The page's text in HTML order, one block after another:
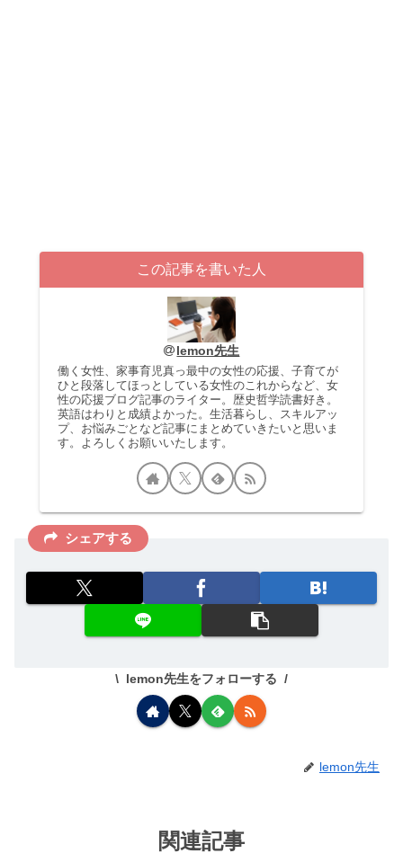
この記事を書いた人
lemon先生
働く女性、家事育児真っ最中の女性の応援、子育てが
ひと段落してほっとしている女性のこれからなど、女
性の応援ブログ記事のライター。歴史哲学読書好き。
英語はわりと成績よかった。生活暮らし、スキルアッ
プ、お悩みごとなど記事にまとめていきたいと思いま
す。よろしくお願いいたします。
シェアする
lemon先生をフォローする
lemon先生
関連記事